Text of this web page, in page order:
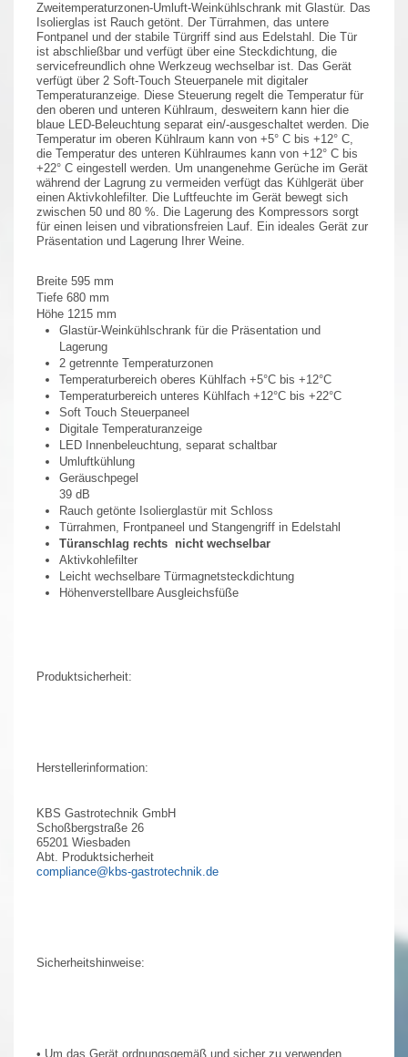
Zweitemperaturzonen-Umluft-Weinkühlschrank mit Glastür. Das
Isolierglas ist Rauch getönt. Der Türrahmen, das untere
Fontpanel und der stabile Türgriff sind aus Edelstahl. Die Tür
ist abschließbar und verfügt über eine Steckdichtung, die
servicefreundlich ohne Werkzeug wechselbar ist. Das Gerät
verfügt über 2 Soft-Touch Steuerpanele mit digitaler
Temperaturanzeige. Diese Steuerung regelt die Temperatur für
den oberen und unteren Kühlraum, desweitern kann hier die
blaue LED-Beleuchtung separat ein/-ausgeschaltet werden. Die
Temperatur im oberen Kühlraum kann von +5° C bis +12° C,
die Temperatur des unteren Kühlraumes kann von +12° C bis
+22° C eingestell werden. Um unangenehme Gerüche im Gerät
während der Lagrung zu vermeiden verfügt das Kühlgerät über
einen Aktivkohlefilter. Die Luftfeuchte im Gerät bewegt sich
zwischen 50 und 80 %. Die Lagerung des Kompressors sorgt
für einen leisen und vibrationsfreien Lauf. Ein ideales Gerät zur
Präsentation und Lagerung Ihrer Weine.
Breite 595 mm
Tiefe 680 mm
Höhe 1215 mm
Glastür-Weinkühlschrank für die Präsentation und
Lagerung
2 getrennte Temperaturzonen
Temperaturbereich oberes Kühlfach +5°C bis +12°C
Temperaturbereich unteres Kühlfach +12°C bis +22°C
Soft Touch Steuerpaneel
Digitale Temperaturanzeige
LED Innenbeleuchtung, separat schaltbar
Umluftkühlung
Geräuschpegel
39 dB
Rauch getönte Isolierglastür mit Schloss
Türrahmen, Frontpaneel und Stangengriff in Edelstahl
Türanschlag rechts nicht wechselbar
Aktivkohlefilter
Leicht wechselbare Türmagnetsteckdichtung
Höhenverstellbare Ausgleichsfüße
Produktsicherheit:
Herstellerinformation:
KBS Gastrotechnik GmbH
Schoßbergstraße 26
65201 Wiesbaden
Abt. Produktsicherheit
compliance@kbs-gastrotechnik.de
Sicherheitshinweise:
• Um das Gerät ordnungsgemäß und sicher zu verwenden,